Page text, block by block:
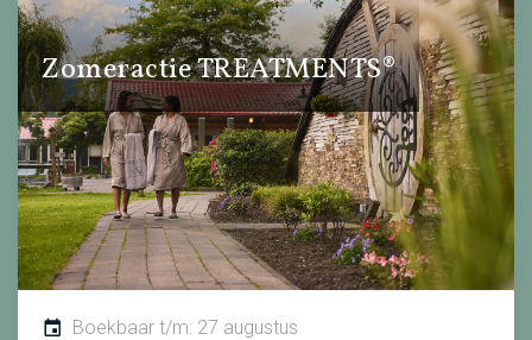
Zomeractie TREATMENTS®
Boekbaar t/m: 27 augustus